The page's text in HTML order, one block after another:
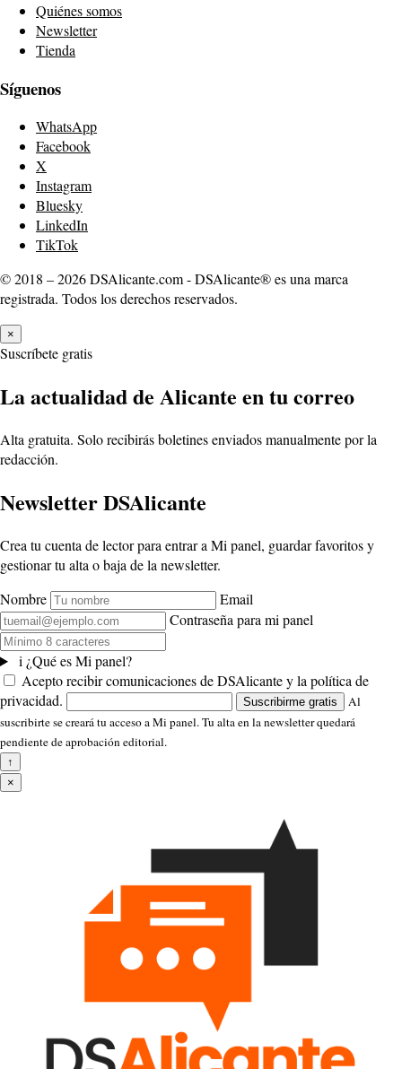
Quiénes somos
Newsletter
Tienda
Síguenos
WhatsApp
Facebook
X
Instagram
Bluesky
LinkedIn
TikTok
© 2018 – 2026 DSAlicante.com - DSAlicante® es una marca
registrada. Todos los derechos reservados.
×
Suscríbete gratis
La actualidad de Alicante en tu correo
Alta gratuita. Solo recibirás boletines enviados manualmente por la
redacción.
Newsletter DSAlicante
Crea tu cuenta de lector para entrar a Mi panel, guardar favoritos y
gestionar tu alta o baja de la newsletter.
Nombre
Email
Contraseña para mi panel
i ¿Qué es Mi panel?
Acepto recibir comunicaciones de DSAlicante y la política de
privacidad.
Suscribirme gratis
Al
suscribirte se creará tu acceso a Mi panel. Tu alta en la newsletter quedará
pendiente de aprobación editorial.
↑
×